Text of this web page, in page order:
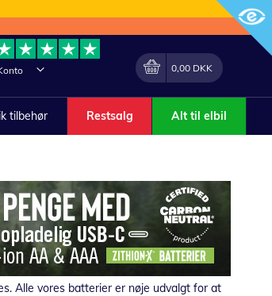
Lave
Min indkøbskurv
0,00 DKK
tilbehør Restsalg Alt til elbil
Alle vores batterier er nøje udvalgt for at